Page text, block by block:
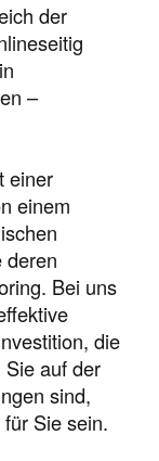
der
–
einer
einem
deren
Bei uns
die
auf der
sind,
Sie sein.